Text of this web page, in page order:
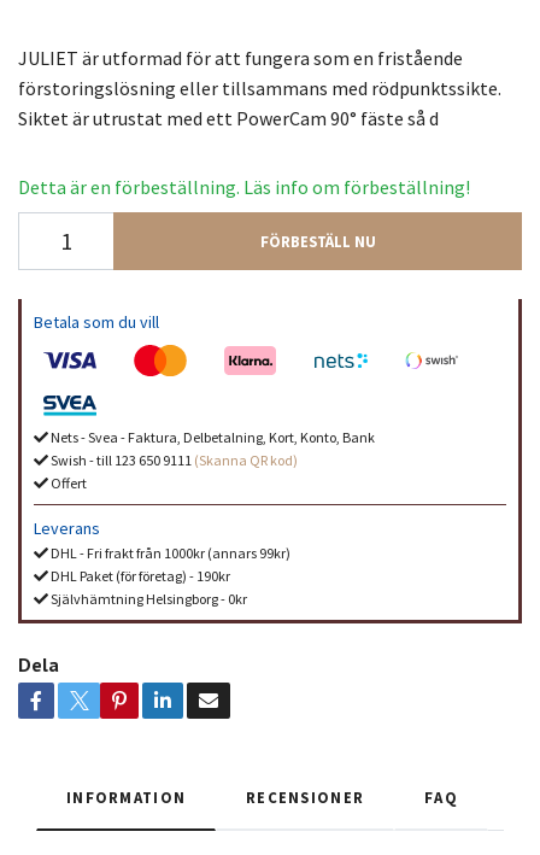
JULIET är utformad för att fungera som en fristående
förstoringslösning eller tillsammans med rödpunktssikte.
Siktet är utrustat med ett PowerCam 90° fäste så d
Detta är en förbeställning. Läs info om förbeställning!
FÖRBESTÄLL NU
Betala som du vill
Nets - Svea - Faktura, Delbetalning, Kort, Konto, Bank
Swish - till 123 650 9111 (Skanna QR kod)
Offert
Leverans
DHL - Fri frakt från 1000kr (annars 99kr)
DHL Paket (för företag) - 190kr
Självhämtning Helsingborg - 0kr
Dela
INFORMATION RECENSIONER FAQ